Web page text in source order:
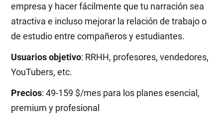
empresa y hacer fácilmente que tu narración sea
atractiva e incluso mejorar la relación de trabajo o
de estudio entre compañeros y estudiantes.
Usuarios objetivo: RRHH, profesores, vendedores,
YouTubers, etc.
Precios: 49-159 $/mes para los planes esencial,
premium y profesional